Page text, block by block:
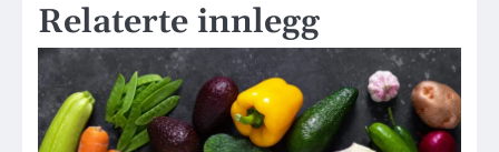
Relaterte innlegg